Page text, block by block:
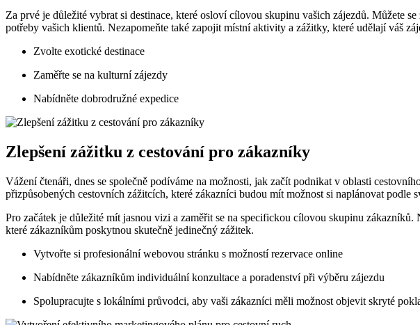
Za prvé je důležité vybrat si destinace, které osloví cílovou skupinu vašich zájezdů. Můžete
potřeby vašich klientů. Nezapomeňte také zapojit místní aktivity a zážitky, které udělají váš
Zvolte exotické destinace
Zaměřte se na kulturní zájezdy
Nabídněte dobrodružné expedice
Zlepšení zážitku z cestování pro zákazníky
Vážení čtenáři, dnes se společně podíváme na možnosti, jak začít podnikat v oblasti
přizpůsobených cestovních zážitcích, které zákazníci budou mít možnost si naplánovat podle
Pro začátek je důležité mít jasnou vizi a zaměřit se na specifickou cílovou skupinu
které zákazníkům poskytnou skutečně jedinečný zážitek.
Vytvořte si profesionální webovou stránku s možností rezervace online
Nabídněte zákazníkům individuální konzultace a poradenství při výběru zájezdu
Spolupracujte s lokálními průvodci, aby vaši zákazníci měli možnost objevit skryté